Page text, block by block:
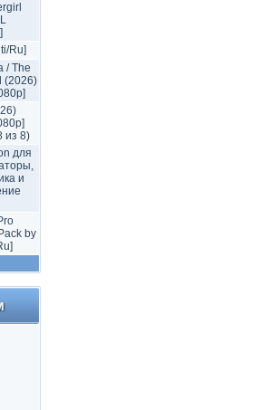
Ru]
/ The
(2026)
из 8)
для
и
by